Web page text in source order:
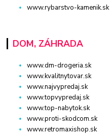
www.rybarstvo-kamenik.sk
DOM, ZÁHRADA
www.dm-drogeria.sk
www.kvalitnytovar.sk
www.najvypredaj.sk
www.topvypredaj.sk
www.top-nabytok.sk
www.proti-skodcom.sk
www.retromaxishop.sk